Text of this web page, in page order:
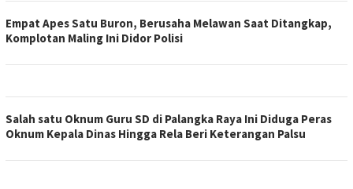
Empat Apes Satu Buron, Berusaha Melawan Saat Ditangkap,
Komplotan Maling Ini Didor Polisi
Salah satu Oknum Guru SD di Palangka Raya Ini Diduga Peras
Oknum Kepala Dinas Hingga Rela Beri Keterangan Palsu